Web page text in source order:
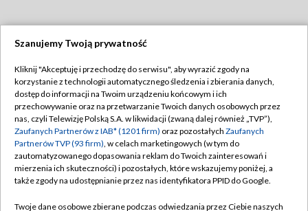
TVP
Abonament TVP
Emisja w TVP
Centrum informacji TVP
Naziemna Telewizja Cyfrowa
Regulamin TVP
Polityka prywatności
Moje zgody
Pomoc
Szanujemy Twoją prywatność
Kliknij "Akceptuję i przechodzę do serwisu", aby wyrazić zgody na
korzystanie z technologii automatycznego śledzenia i zbierania danych,
dostęp do informacji na Twoim urządzeniu końcowym i ich
przechowywanie oraz na przetwarzanie Twoich danych osobowych przez
nas, czyli Telewizję Polską S.A. w likwidacji (zwaną dalej również „TVP”),
Zaufanych Partnerów z IAB* (1201 firm) oraz pozostałych Zaufanych
Partnerów TVP (93 firm), w celach marketingowych (w tym do
zautomatyzowanego dopasowania reklam do Twoich zainteresowań i
mierzenia ich skuteczności) i pozostałych, które wskazujemy poniżej, a
także zgody na udostępnianie przez nas identyfikatora PPID do Google.
Twoje dane osobowe zbierane podczas odwiedzania przez Ciebie naszych